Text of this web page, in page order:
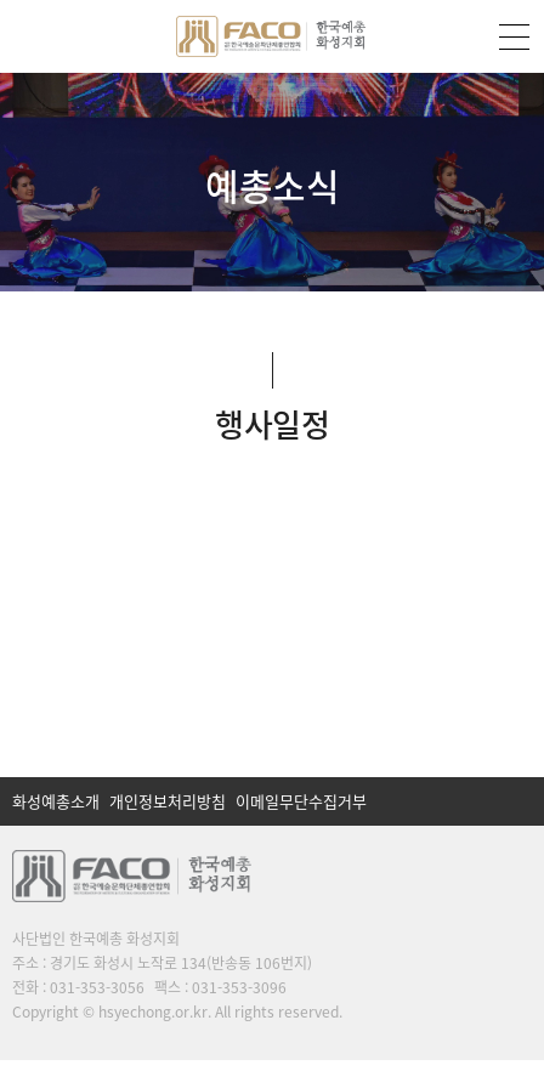
예총소식
행사일정
화성예총소개 개인정보처리방침 이메일무단수집거부
사단법인 한국예총 화성지회
주소 : 경기도 화성시 노작로 134(반송동 106번지)
전화 : 031-353-3056 팩스 : 031-353-3096
Copyright © hsyechong.or.kr. All rights reserved.